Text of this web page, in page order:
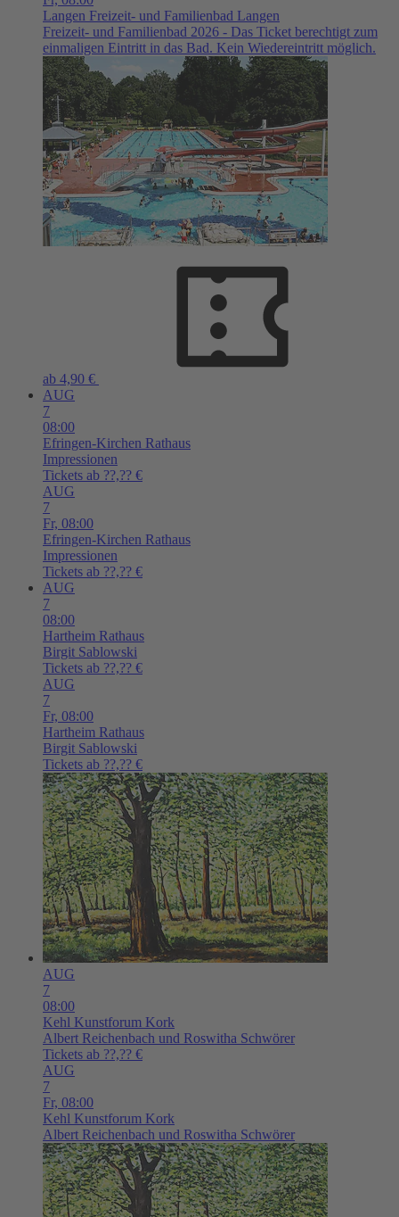
Langen Freizeit- und Familienbad Langen
Freizeit- und Familienbad 2026 - Das Ticket berechtigt zum
einmaligen Eintritt in das Bad. Kein Wiedereintritt möglich.
ab 4,90 €
AUG
7
08:00
Efringen-Kirchen Rathaus
Impressionen
Tickets ab ??,?? €
AUG
7
Fr, 08:00
Efringen-Kirchen Rathaus
Impressionen
Tickets ab ??,?? €
AUG
7
08:00
Hartheim Rathaus
Birgit Sablowski
Tickets ab ??,?? €
AUG
7
Fr, 08:00
Hartheim Rathaus
Birgit Sablowski
Tickets ab ??,?? €
AUG
7
08:00
Kehl Kunstforum Kork
Albert Reichenbach und Roswitha Schwörer
Tickets ab ??,?? €
AUG
7
Fr, 08:00
Kehl Kunstforum Kork
Albert Reichenbach und Roswitha Schwörer